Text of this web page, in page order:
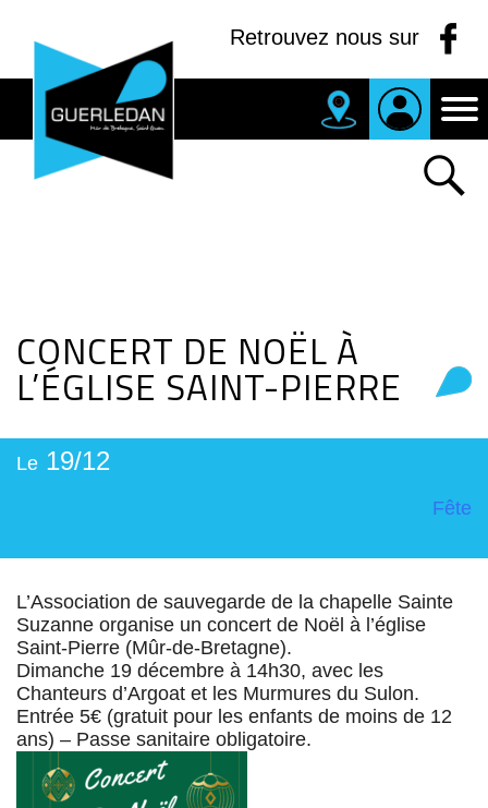
Retrouvez nous sur
CONCERT DE NOËL À
L’ÉGLISE SAINT-PIERRE
Le 19/12
Fête
L’Association de sauvegarde de la chapelle Sainte
Suzanne organise un concert de Noël à l’église
Saint-Pierre (Mûr-de-Bretagne).
Dimanche 19 décembre à 14h30, avec les
Chanteurs d’Argoat et les Murmures du Sulon.
Entrée 5€ (gratuit pour les enfants de moins de 12
ans) – Passe sanitaire obligatoire.